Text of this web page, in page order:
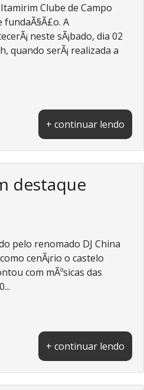
Clube de Campo
A
neste sÃ¡bado, dia 02
quando serÃ¡ realizada a
+ continuar lendo
destaque
pelo renomado DJ China
cenÃ¡rio o castelo
com mÃºsicas das
+ continuar lendo